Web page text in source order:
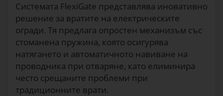
Системата FlexiGate представлява иновативно
решение за вратите на електрическите
огради. Тя предлага опростен механизъм със
стоманена пружина, която осигурява
натягането и автоматичното навиване на
проводника при отваряне, като елиминира
често срещаните проблеми при
традиционните врати.